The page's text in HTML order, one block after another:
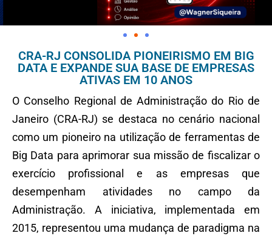
CRA-RJ CONSOLIDA PIONEIRISMO EM BIG
DATA E EXPANDE SUA BASE DE EMPRESAS
ATIVAS EM 10 ANOS
O Conselho Regional de Administração do Rio de
Janeiro (CRA-RJ) se destaca no cenário nacional
como um pioneiro na utilização de ferramentas de
Big Data para aprimorar sua missão de fiscalizar o
exercício profissional e as empresas que
desempenham atividades no campo da
Administração. A iniciativa, implementada em
2015, representou uma mudança de paradigma na